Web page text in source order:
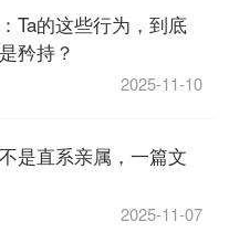
Ta的这些行为，到底
矜持？
2025-11-10
是直系亲属，一篇文
2025-11-07